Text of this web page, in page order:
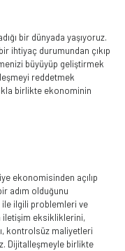
bir dünyada yaşıyoruz.
ihtiyaç durumundan çıkıp
büyüyüp geliştirmek
reddetmek
birlikte ekonominin
ekonomisinden açılıp
adım olduğunu
ile ilgili problemleri ve
iletişim eksikliklerini,
kontrolsüz maliyetleri
Dijitalleşmeyle birlikte